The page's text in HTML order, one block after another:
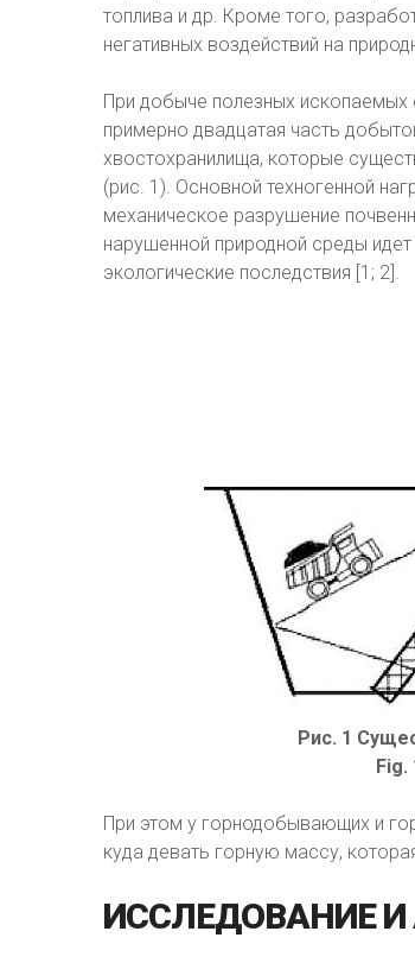
топлива и др. Кроме того,
негативных воздействий на
При добыче полезных ископаемых
примерно двадцатая часть
хвостохранилища, которые
(рис. 1). Основной техногенной
механическое разрушение
нарушенной природной среды
экологические последствия [1; 2].
Рис. 1
Fig.
При этом у горнодобывающих и
куда девать горную массу,
ИССЛЕДОВАНИЕ И